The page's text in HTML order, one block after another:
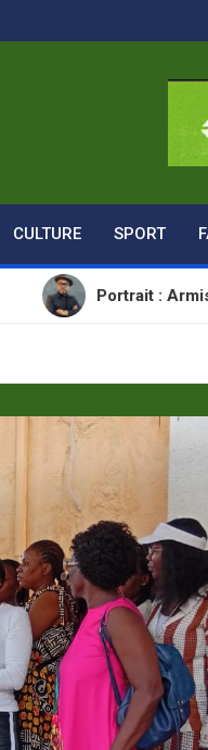
CULTURE SPORT
: Armis Owono